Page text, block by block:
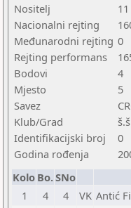
Nositelj
11
Nacionalni rejting
Međunarodni rejting 0
Rejting performans
Bodovi
4
Mjesto
5
Savez
Klub/Grad
Identifikacijski broj
0
Godina rođenja
Kolo Bo.SNo
1
4 4 VK Antić